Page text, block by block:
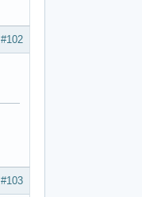
#102
#103